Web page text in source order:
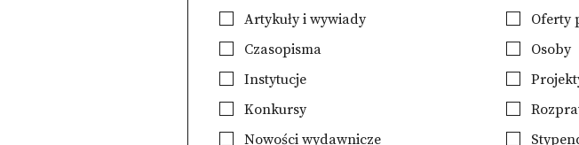
Artykuły i wywiady
Czasopisma
Instytucje
Konkursy
Nowości wydawnicze
Oferty
Osoby